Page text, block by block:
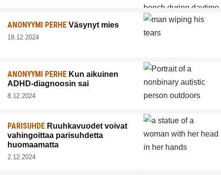
ANONYYMI PERHE Väsynyt mies
18.12.2024
ANONYYMI PERHE Kun aikuinen
ADHD-diagnoosin sai
8.12.2024
PARISUHDE Ruuhkavuodet voivat
vahingoittaa parisuhdetta
huomaamatta
2.12.2024